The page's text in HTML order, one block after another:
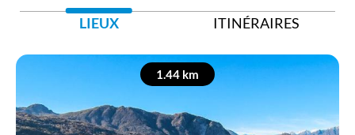
LIEUX ITINÉRAIRES
1.44 km